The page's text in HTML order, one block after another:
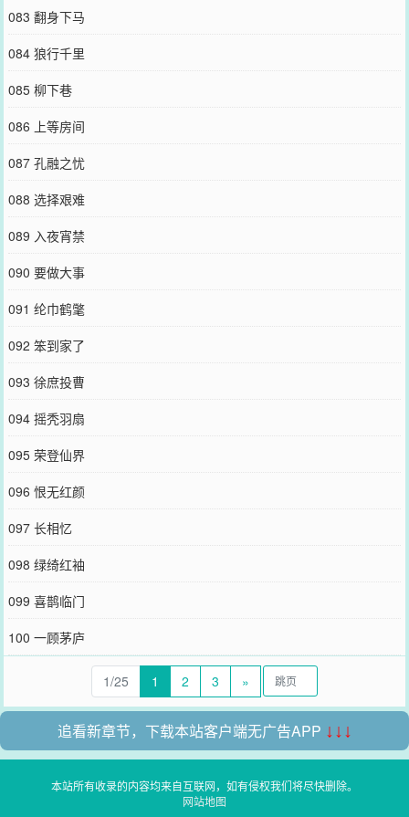
083 翻身下马
084 狼行千里
085 柳下巷
086 上等房间
087 孔融之忧
088 选择艰难
089 入夜宵禁
090 要做大事
091 纶巾鹤氅
092 笨到家了
093 徐庶投曹
094 摇秃羽扇
095 荣登仙界
096 恨无红颜
097 长相忆
098 绿绮红袖
099 喜鹊临门
100 一顾茅庐
1/25 1 2 3 »
追看新章节，下载本站客户端无广告APP ↓↓↓
本站所有收录的内容均来自互联网，如有侵权我们将尽快删除。
网站地图